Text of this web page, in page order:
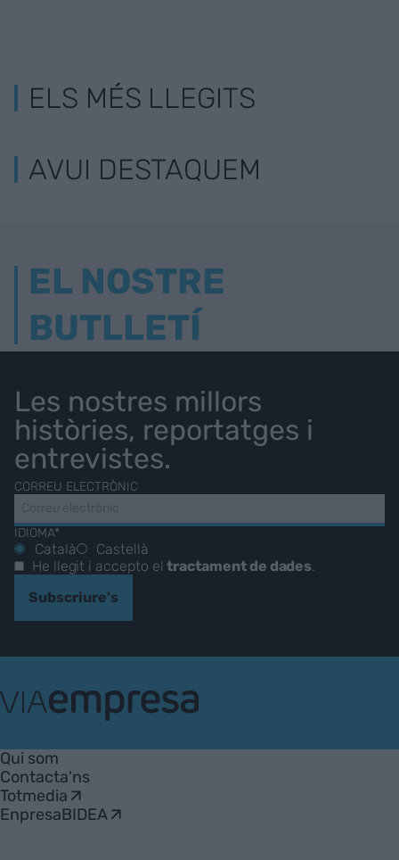
ELS MÉS LLEGITS
AVUI DESTAQUEM
EL NOSTRE
BUTLLETÍ
Les nostres millors
històries, reportatges i
entrevistes.
CORREU ELECTRÒNIC
IDIOMA*
Català
Castellà
He llegit i accepto eltractament de dades
Subscriure's
Empresa
Qui som
Contacta'ns
Totmedia
EnpresaBIDEA